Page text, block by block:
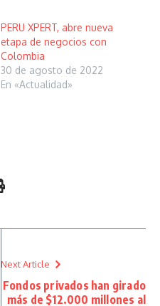
PERU XPERT, abre nueva
etapa de negocios con
Colombia
30 de agosto de 2022
En «Actualidad»
Next Article
Fondos privados han girado
más de $12.000 millones al